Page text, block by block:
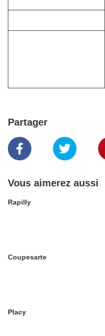
Partager
Vous aimerez aussi
Rapilly
Coupesarte
Placy